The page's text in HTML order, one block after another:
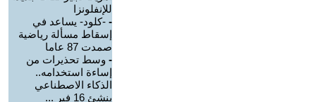
للإنفلونزا
- -كلود- يساعد في
إسقاط مسألة رياضية
صمدت 87 عاما
- وسط تحذيرات من
إساءة استخدامه..
الذكاء الاصطناعي
ينشئ 16 فير ...